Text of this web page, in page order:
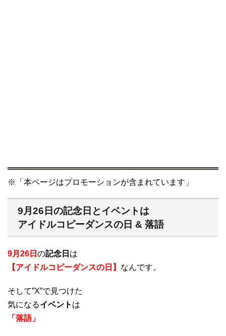
※「本ページはプロモーションが含まれています」
9月26日の記念日とイベントは
アイドルコピーダンスの日 & 落語
9月26日 の記念日 は
【アイドルコピーダンスの日】 なんです。
そして”X”で見つけた
気になるイベント は
「落語」